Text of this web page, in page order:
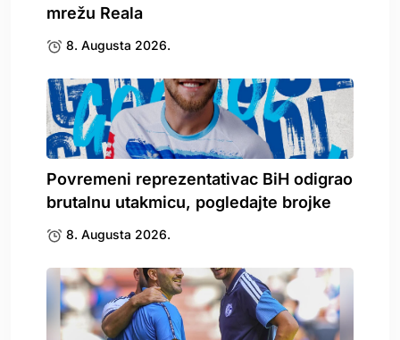
mrežu Reala
8. Augusta 2026.
Povremeni reprezentativac BiH odigrao
brutalnu utakmicu, pogledajte brojke
8. Augusta 2026.